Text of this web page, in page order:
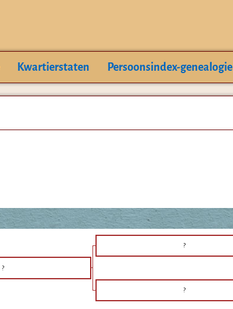
Kwartierstaten Persoonsindex-genealogie
?
?
?